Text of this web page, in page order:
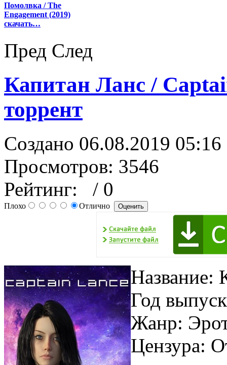
Помолвка / The
Engagement (2019)
скачать…
Пред След
Капитан Ланс /
торрент
Создано 06.08.2019 05:16
Просмотров: 3546
Рейтинг:
/ 0
Плохо Отлично
Название:
Год
Жанр:
Цензура: